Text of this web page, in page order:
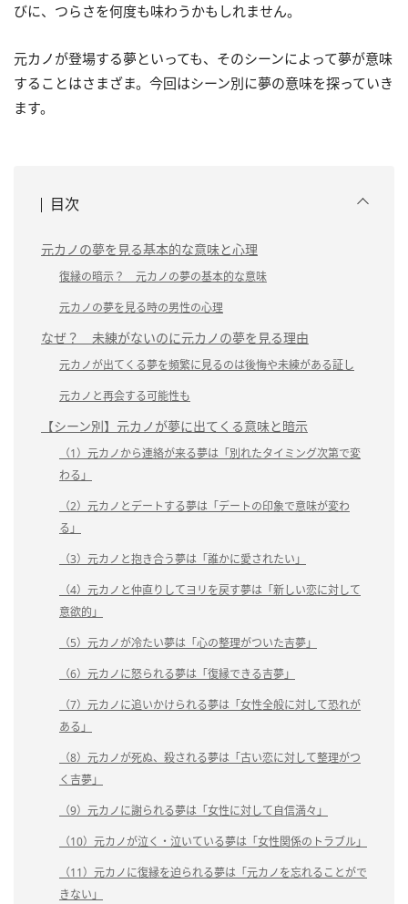
びに、つらさを何度も味わうかもしれません。
元カノが登場する夢といっても、そのシーンによって夢が意味
することはさまざま。今回はシーン別に夢の意味を探っていき
ます。
目次
元カノの夢を見る基本的な意味と心理
復縁の暗示？ 元カノの夢の基本的な意味
元カノの夢を見る時の男性の心理
なぜ？ 未練がないのに元カノの夢を見る理由
元カノが出てくる夢を頻繁に見るのは後悔や未練がある証し
元カノと再会する可能性も
【シーン別】元カノが夢に出てくる意味と暗示
（1）元カノから連絡が来る夢は「別れたタイミング次第で変
わる」
（2）元カノとデートする夢は「デートの印象で意味が変わ
る」
（3）元カノと抱き合う夢は「誰かに愛されたい」
（4）元カノと仲直りしてヨリを戻す夢は「新しい恋に対して
意欲的」
（5）元カノが冷たい夢は「心の整理がついた吉夢」
（6）元カノに怒られる夢は「復縁できる吉夢」
（7）元カノに追いかけられる夢は「女性全般に対して恐れが
ある」
（8）元カノが死ぬ、殺される夢は「古い恋に対して整理がつ
く吉夢」
（9）元カノに謝られる夢は「女性に対して自信満々」
（10）元カノが泣く・泣いている夢は「女性関係のトラブル」
（11）元カノに復縁を迫られる夢は「元カノを忘れることがで
きない」